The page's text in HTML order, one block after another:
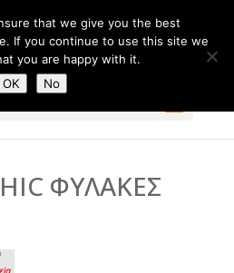
ΦΥΛΑΚΕΣ
that we give you the best
If you continue to use this site we
you are happy with it.
OK
No